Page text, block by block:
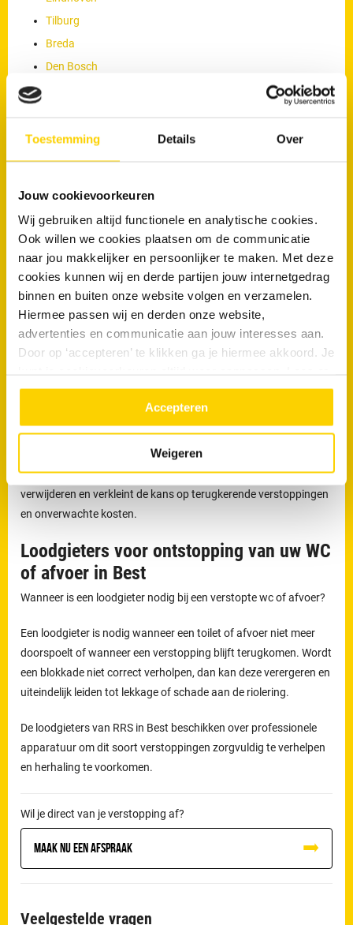
Toestemming Details Over
Jouw cookievoorkeuren
Wij gebruiken altijd functionele en analytische cookies.
Ook willen we cookies plaatsen om de communicatie
naar jou makkelijker en persoonlijker te maken. Met deze
cookies kunnen wij en derde partijen jouw internetgedrag
binnen en buiten onze website volgen en verzamelen.
Hiermee passen wij en derden onze website,
advertenties en communicatie aan jouw interesses aan.
Door op ‘accepteren’ te klikken ga je hiermee akkoord. Je
meer over in onsprivacy beleid.
Accepteren
Weigeren
Tilburg
Breda
Den Bosch
Een afspraak voor het ontstoppen van uw afvoer
maakt u
eenvoudig online. Ook kunt u 24 uur per dag telefonisch contact
Werkzaamheden van onze loodgieters
De loodgieters van RRS worden ingezet voor meer dan alleen het
verhelpen van verstoppingen of lekkages. Zij voeren ook
werkzaamheden uit zoals het reinigen, inspecteren en preventief
onderhouden van rioleringen. Door periodiek onderhoud kunnen
verstoppingen en onverwachte problemen worden voorkomen.
Welke werkzaamheden voert een loodgieter uit bij
De loodgieters van RRS worden ingezet voor het verhelpen van
verstoppingen en lekkages, maar ook voor het reinigen,
inspecteren en preventief onderhouden van rioleringen.
Preventief onderhoud helpt om ophoping van vuil tijdig te
verwijderen en verkleint de kans op terugkerende verstoppingen
en onverwachte kosten.
Loodgieters voor ontstopping van uw WC
of afvoer in Best
Wanneer is een loodgieter nodig bij een verstopte wc of afvoer?
Een loodgieter is nodig wanneer een toilet of afvoer niet meer
doorspoelt of wanneer een verstopping blijft terugkomen. Wordt
een blokkade niet correct verholpen, dan kan deze verergeren en
uiteindelijk leiden tot lekkage of schade aan de riolering.
De loodgieters van RRS in Best beschikken over professionele
apparatuur om dit soort verstoppingen zorgvuldig te verhelpen
en herhaling te voorkomen.
Wil je direct van je verstopping af?
Maak nu een afspraak
Veelgestelde vragen